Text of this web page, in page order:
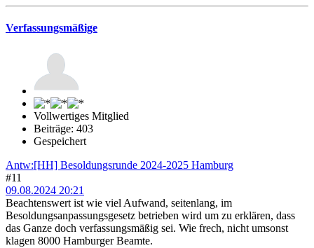
Verfassungsmäßige
Vollwertiges Mitglied
Beiträge: 403
Gespeichert
Antw:[HH] Besoldungsrunde 2024-2025 Hamburg
#11
09.08.2024 20:21
Beachtenswert ist wie viel Aufwand, seitenlang, im
Besoldungsanpassungsgesetz betrieben wird um zu erklären, dass
das Ganze doch verfassungsmäßig sei. Wie frech, nicht umsonst
klagen 8000 Hamburger Beamte.